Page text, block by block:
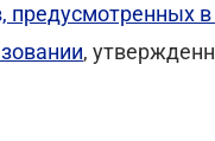
предусмотренных
,